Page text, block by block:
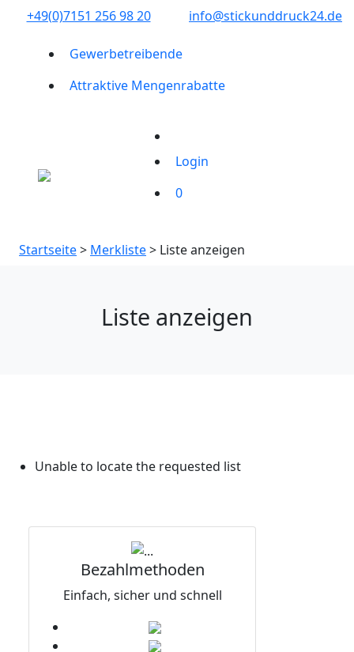
+49(0)7151 256 98 20‬ info@stickunddruck24.de
Gewerbetreibende
Attraktive Mengenrabatte
Login
0
Startseite> Merkliste> Liste anzeigen
Liste anzeigen
Unable to locate the requested list
Bezahlmethoden
Einfach, sicher und schnell